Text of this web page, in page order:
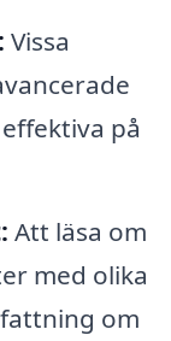
Vissa
på
Att läsa om
med olika
om